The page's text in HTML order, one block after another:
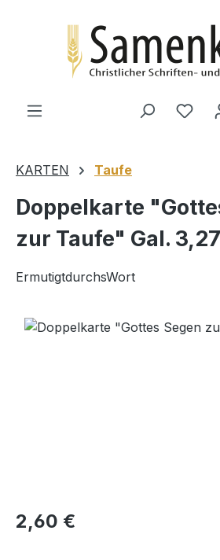
KARTEN Taufe
Doppelkarte
zur Taufe" Gal. 3,27
ErmutigtdurchsWort
Bildergalerie überspringen
Regulärer Preis:
2,60 €